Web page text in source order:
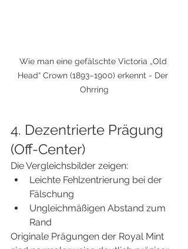
Wie man eine gefälschte Victoria „Old
Head“ Crown (1893–1900) erkennt - Der
Ohrring
4. Dezentrierte Prägung
(Off-Center)
Die Vergleichsbilder zeigen:
Leichte Fehlzentrierung bei der
Fälschung
Ungleichmäßigen Abstand zum
Rand
Originale Prägungen der Royal Mint